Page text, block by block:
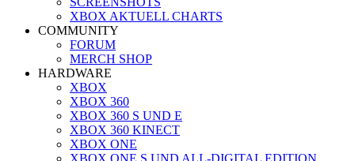
XBOX AKTUELL CHARTS
COMMUNITY
FORUM
MERCH SHOP
HARDWARE
XBOX
XBOX 360
XBOX 360 S UND E
XBOX 360 KINECT
XBOX ONE
XBOX ONE S UND ALL-DIGITAL EDITION